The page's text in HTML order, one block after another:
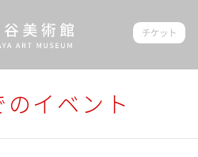
チケット
のイベント